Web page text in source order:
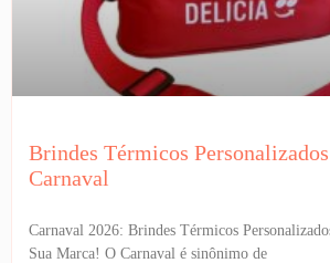
Brindes Térmicos
Carnaval
Carnaval 2026: Brindes Térmicos
Sua Marca! O Carnaval é sinônimo de